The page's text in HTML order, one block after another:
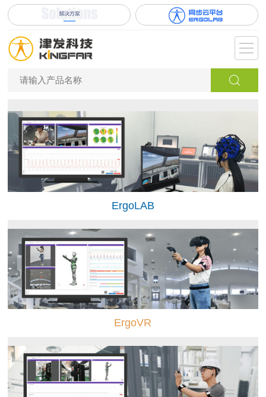
ErgoLAB
ErgoVR